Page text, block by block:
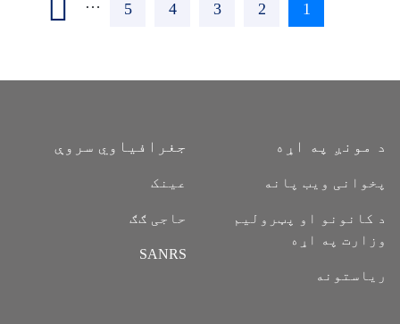
اوسنی
1 پاڼه
2 پاڼه
3 پاڼه
4 پاڼه
5
د مونږ په اړه
پخوانی ویب پانه
د کانونو او پټرولیم
وزارت په اړه
ریاستونه
جغرافیاوي سروې
عینک
حاجی ګګ
SANRS